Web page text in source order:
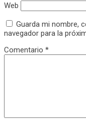
Web
Guarda mi nombre,
navegador para la
Comentario *